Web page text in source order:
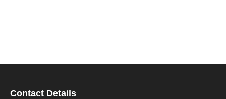
Contact Details